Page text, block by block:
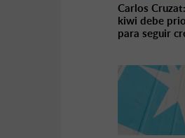
Carlos
kiwi debe
para seguir